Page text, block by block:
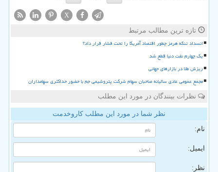
X
تازه ترین مطالب مرتبط
انسداد تنگه هرمز چطور اقتصاد آمریکا را تحت فشار قرار داد؟
یک چهارم نفت دنیا قطع شد
ریزش طلا در بازارهای جهانی
مجمع عمومی عادی سالیانه صاحبان سهام شرکت پتروشیمی جم با حضور حداکثری سهامداران
نظرات بینندگان در مورد این مطلب
نظر شما در مورد این مطلب کاروخدمت
نام:
ایمیل:
نظر: